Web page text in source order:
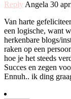
Reply Angela 30
Van harte
een logische, want
herkenbare blogs/
raken op een
hoe je het steeds
Succes en zegen
Ennuh.. ik ding